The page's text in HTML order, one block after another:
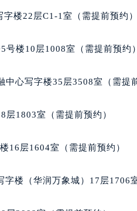
学西街70号华润万象城写字楼
利国际金融中心写字楼20层01
售后服务中心（需提前预约）
售后服务中心（需提前预约）
邦售后服务中心（需提前预约）
萧邦售后服务中心（需提前预
楼22层C1-1室（需提前预约）
楼10层1008室（需提前预约）
心写字楼35层3508室（需提
1803室（需提前预约）
16层1604室（需提前预约）
楼（华润万象城）17层1706